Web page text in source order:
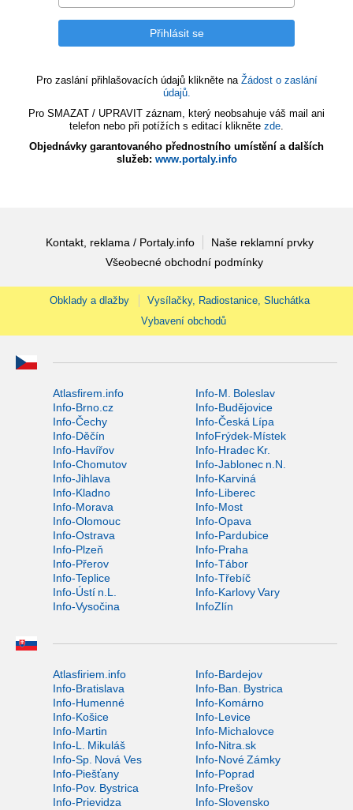
Pro zaslání přihlašovacích údajů klikněte na Žádost o zaslání
údajů.
Pro SMAZAT / UPRAVIT záznam, který neobsahuje váš mail ani
telefon nebo při potížích s editací klikněte zde.
Objednávky garantovaného přednostního umístění a dalších
služeb: www.portaly.info
Kontakt, reklama / Portaly.info
Naše reklamní prvky
Všeobecné obchodní podmínky
Obklady a dlažby
Vysílačky, Radiostanice, Sluchátka
Vybavení obchodů
Atlasfirem.info
Info-M. Boleslav
Info-Brno.cz
Info-Budějovice
Info-Čechy
Info-Česká Lípa
Info-Děčín
InfoFrýdek-Místek
Info-Havířov
Info-Hradec Kr.
Info-Chomutov
Info-Jablonec n.N.
Info-Jihlava
Info-Karviná
Info-Kladno
Info-Liberec
Info-Morava
Info-Most
Info-Olomouc
Info-Opava
Info-Ostrava
Info-Pardubice
Info-Plzeň
Info-Praha
Info-Přerov
Info-Tábor
Info-Teplice
Info-Třebíč
Info-Ústí n.L.
Info-Karlovy Vary
Info-Vysočina
InfoZlín
Atlasfiriem.info
Info-Bardejov
Info-Bratislava
Info-Ban. Bystrica
Info-Humenné
Info-Komárno
Info-Košice
Info-Levice
Info-Martin
Info-Michalovce
Info-L. Mikuláš
Info-Nitra.sk
Info-Sp. Nová Ves
Info-Nové Zámky
Info-Piešťany
Info-Poprad
Info-Pov. Bystrica
Info-Prešov
Info-Prievidza
Info-Slovensko